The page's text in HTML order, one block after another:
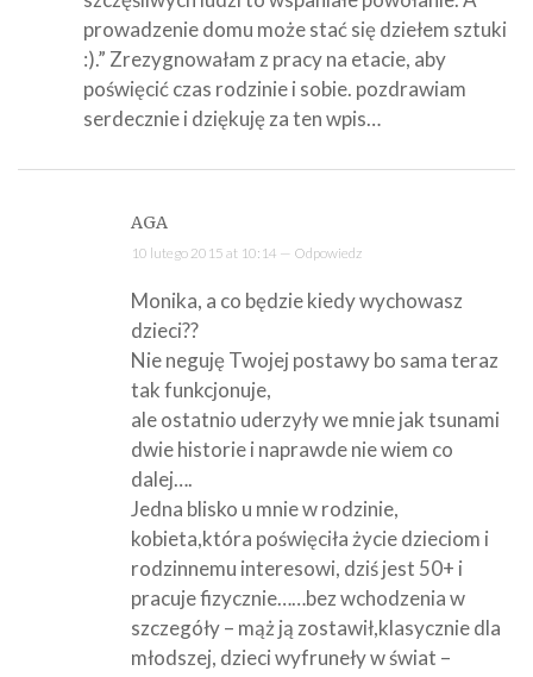
prowadzenie domu może stać się dziełem sztuki
:).” Zrezygnowałam z pracy na etacie, aby
poświęcić czas rodzinie i sobie. pozdrawiam
serdecznie i dziękuję za ten wpis…
AGA
10 lutego 2015 at 10:14 — Odpowiedz
Monika, a co będzie kiedy wychowasz
dzieci??
Nie neguję Twojej postawy bo sama teraz
tak funkcjonuje,
ale ostatnio uderzyły we mnie jak tsunami
dwie historie i naprawde nie wiem co
dalej….
Jedna blisko u mnie w rodzinie,
kobieta,która poświęciła życie dzieciom i
rodzinnemu interesowi, dziś jest 50+ i
pracuje fizycznie……bez wchodzenia w
szczegóły – mąż ją zostawił,klasycznie dla
młodszej, dzieci wyfruneły w świat –